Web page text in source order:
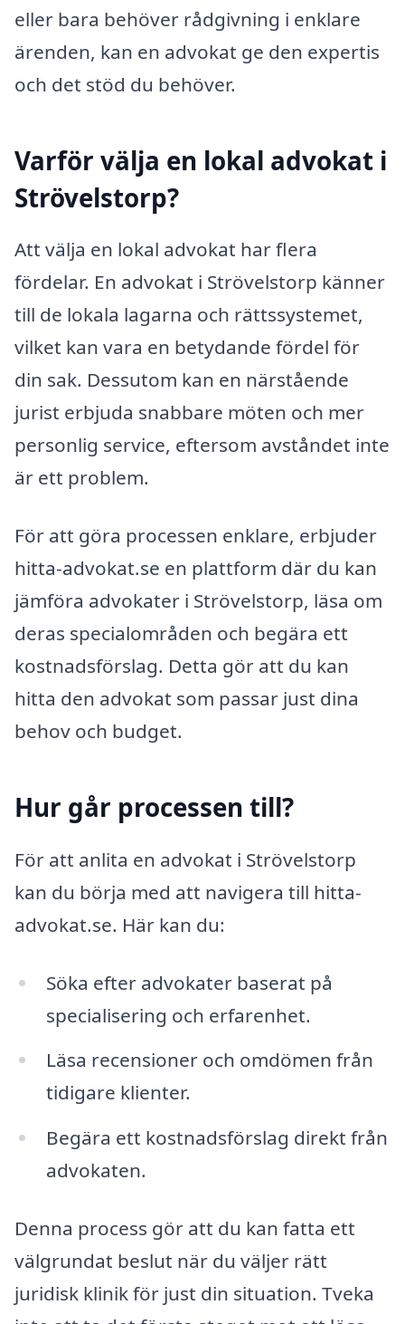
eller bara behöver rådgivning i enklare
ärenden, kan en advokat ge den expertis
och det stöd du behöver.
Varför välja en lokal advokat i
Strövelstorp?
Att välja en lokal advokat har flera
fördelar. En advokat i Strövelstorp känner
till de lokala lagarna och rättssystemet,
vilket kan vara en betydande fördel för
din sak. Dessutom kan en närstående
jurist erbjuda snabbare möten och mer
personlig service, eftersom avståndet inte
är ett problem.
För att göra processen enklare, erbjuder
hitta-advokat.se en plattform där du kan
jämföra advokater i Strövelstorp, läsa om
deras specialområden och begära ett
kostnadsförslag. Detta gör att du kan
hitta den advokat som passar just dina
behov och budget.
Hur går processen till?
För att anlita en advokat i Strövelstorp
kan du börja med att navigera till hitta-
advokat.se. Här kan du:
Söka efter advokater baserat på
specialisering och erfarenhet.
Läsa recensioner och omdömen från
tidigare klienter.
Begära ett kostnadsförslag direkt från
advokaten.
Denna process gör att du kan fatta ett
välgrundat beslut när du väljer rätt
juridisk klinik för just din situation. Tveka